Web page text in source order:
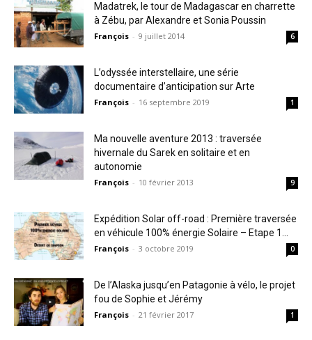
Madatrek, le tour de Madagascar en charrette
à Zébu, par Alexandre et Sonia Poussin
François - 9 juillet 2014 6
L’odyssée interstellaire, une série
documentaire d’anticipation sur Arte
François - 16 septembre 2019 1
Ma nouvelle aventure 2013 : traversée
hivernale du Sarek en solitaire et en
autonomie
François - 10 février 2013 9
Expédition Solar off-road : Première traversée
en véhicule 100% énergie Solaire – Etape 1...
François - 3 octobre 2019 0
De l’Alaska jusqu’en Patagonie à vélo, le projet
fou de Sophie et Jérémy
François - 21 février 2017 1